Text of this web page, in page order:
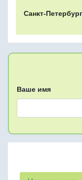
Санкт-Петербург
Ваше имя